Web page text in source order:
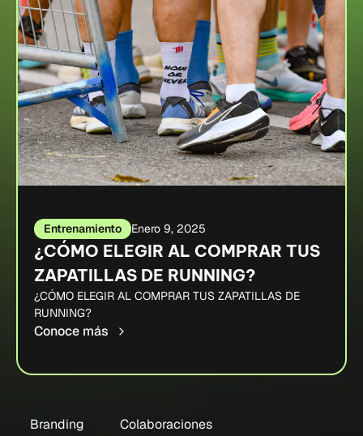
Entrenamiento Enero 9, 2025
¿CÓMO ELEGIR AL COMPRAR TUS
ZAPATILLAS DE RUNNING?
¿CÓMO ELEGIR AL COMPRAR TUS ZAPATILLAS DE
RUNNING?
Conoce más
Branding Colaboraciones